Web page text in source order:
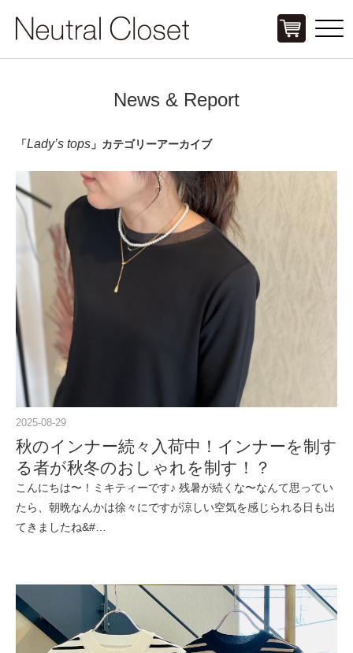
Click
News & Report
「Lady’s tops 」カテゴリーアーカイブ
2025-08-29
秋のインナー続々入荷中！インナーを制す
る者が秋冬のおしゃれを制す！？
こんにちは〜！ミキティーです♪ 残暑が続くな〜なんて思ってい
たら、朝晩なんかは徐々にですが涼しい空気を感じられる日も出
てきましたね&#…